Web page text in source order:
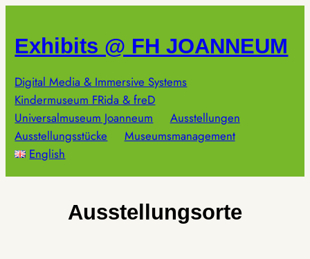
springen
Exhibits @ FH JOANNEUM
Digital Media & Immersive Systems
Kindermuseum FRida & freD
Universalmuseum Joanneum
Ausstellungen
Ausstellungsstücke
Museumsmanagement
English
Ausstellungsorte